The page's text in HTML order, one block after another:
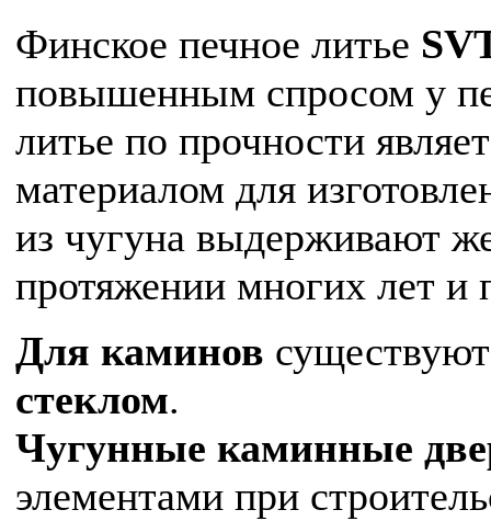
Финское печное литье
повышенным спросом у
литье по прочности
материалом для
из чугуна выдерживают
протяжении многих лет и
Для каминов
стеклом.
Чугунные каминные
элементами при